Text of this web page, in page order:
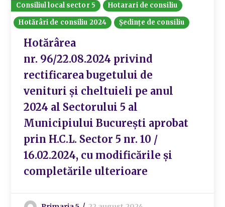
Consiliul local sector 5
Hotarari de consiliu
Hotărâri de consiliu 2024
Ședințe de consiliu
Hotărârea
nr. 96/22.08.2024 privind
rectificarea bugetului de
venituri și cheltuieli pe anul
2024 al Sectorului 5 al
Municipiului București aprobat
prin H.C.L. Sector 5 nr. 10 /
16.02.2024, cu modificările și
completările ulterioare